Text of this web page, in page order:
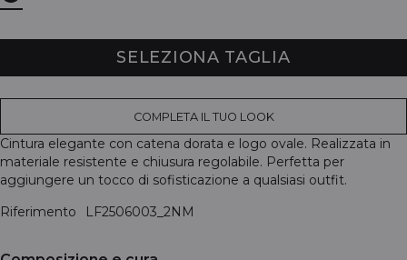
SELEZIONA TAGLIA
COMPLETA IL TUO LOOK
Cintura elegante con catena dorata e logo ovale. Realizzata in
materiale resistente e chiusura regolabile. Perfetta per
aggiungere un tocco di sofisticazione a qualsiasi outfit.
Riferimento
LF2506003_2NM